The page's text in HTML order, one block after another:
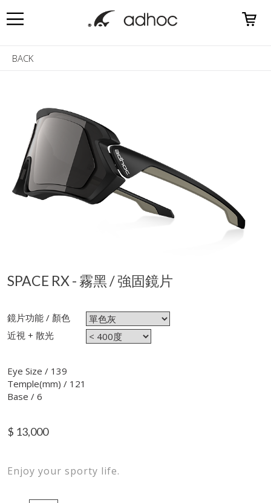
BACK
SPACE RX - 霧黑 / 強固鏡片
鏡片功能 / 顏色
近視 + 散光
Eye Size / 139
Temple(mm) / 121
Base / 6
$ 13,000
Enjoy your sporty life.